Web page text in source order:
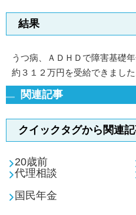
結果
うつ病、ＡＤＨＤで障害基礎
約３１２万円を受給できました
関連記事
クイックタグから関連
20歳前
代理相談
国民年金